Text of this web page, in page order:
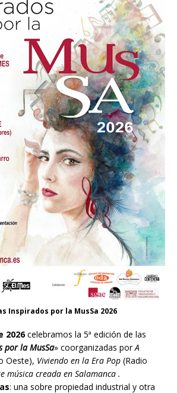
Inspirados por la MusSa 2026
2026celebramos la 5ª edición de las
por la MusSa» coorganizadas porA
Oeste), Viviendo en la Era Pop (Radio
música creada en Salamanca .
: una sobre propiedad industrial y otra